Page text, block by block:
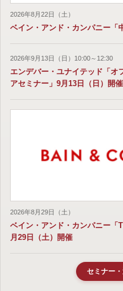
2026年8月22日（土）
ベイン・アンド・カンパニー「
2026年9月13日（日）10:00～12:30
エンデバー・ユナイテッド「オ
アセミナー」9月13日（日）開催
2026年8月29日（土）
ベイン・アンド・カンパニー「
月29日（土）開催
セミナー